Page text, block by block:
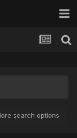
search options